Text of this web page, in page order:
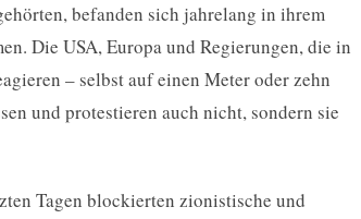
befanden sich jahrelang in ihrem
Die USA, Europa und Regierungen, die in
– selbst auf einen Meter oder zehn
und protestieren auch nicht, sondern sie
Tagen blockierten zionistische und